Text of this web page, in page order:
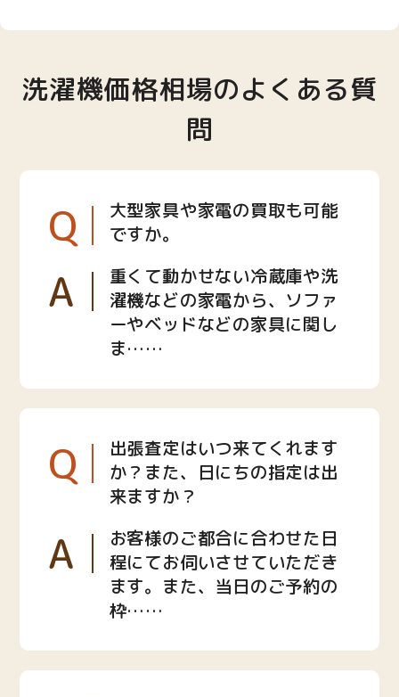
洗濯機価格相場のよくある質
問
Q
大型家具や家電の買取も可能
ですか。
A
重くて動かせない冷蔵庫や洗
濯機などの家電から、ソファ
ーやベッドなどの家具に関し
ま……
Q
出張査定はいつ来てくれます
か？また、日にちの指定は出
来ますか？
A
お客様のご都合に合わせた日
程にてお伺いさせていただき
ます。また、当日のご予約の
枠……